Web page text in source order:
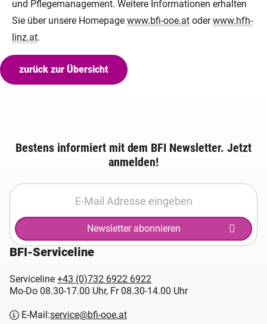
und Pflegemanagement. Weitere Informationen erhalten
Sie über unsere Homepage www.bfi-ooe.at oderwww.hfh-
linz.at.
zurück zur Übersicht
Bestens informiert mit dem BFI Newsletter. Jetzt
anmelden!
Newsletter abonnieren
BFI-Serviceline
Serviceline +43 (0)732 6922 6922
Mo-Do 08.30-17.00 Uhr, Fr 08.30-14.00 Uhr
E-Mail:service@bfi-ooe.at